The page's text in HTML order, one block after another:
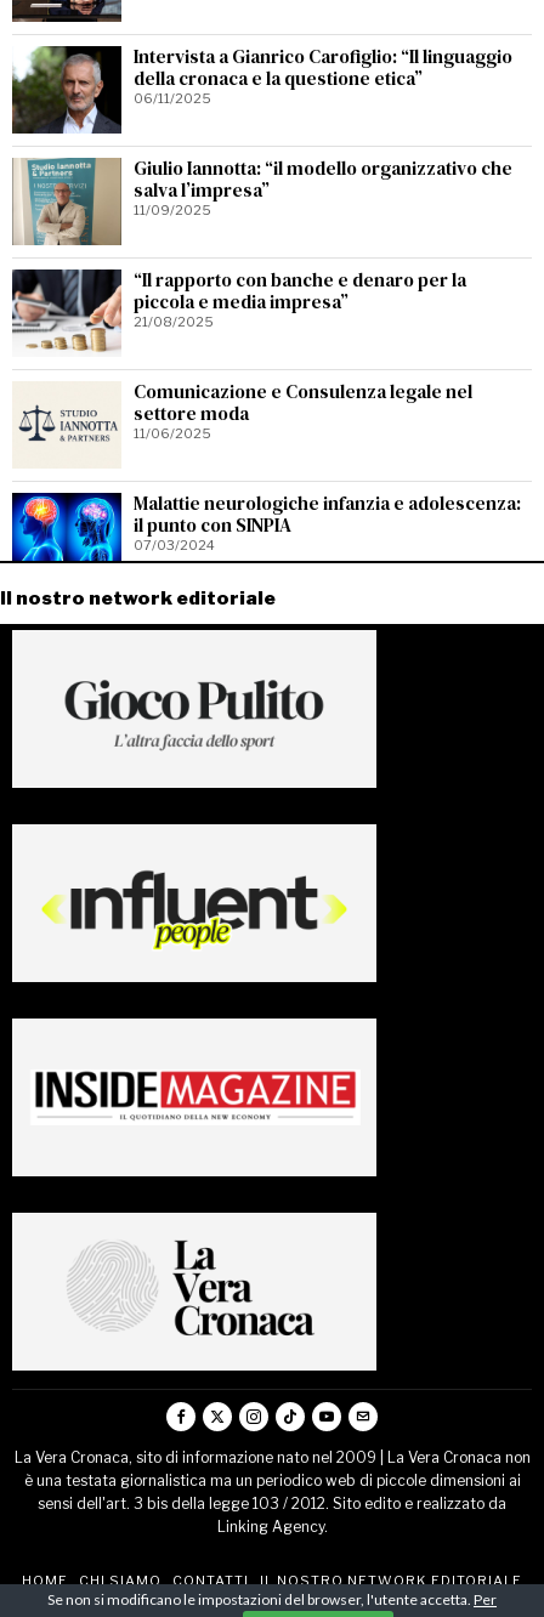
Intervista a Gianrico Carofiglio: “Il linguaggio
della cronaca e la questione etica”
06/11/2025
Giulio Iannotta: “il modello organizzativo che
salva l’impresa”
11/09/2025
“Il rapporto con banche e denaro per la
piccola e media impresa”
21/08/2025
Comunicazione e Consulenza legale nel
settore moda
11/06/2025
Malattie neurologiche infanzia e adolescenza:
il punto con SINPIA
07/03/2024
Il nostro network editoriale
La Vera Cronaca, sito di informazione nato nel 2009 | La Vera Cronaca non
è una testata giornalistica ma un periodico web di piccole dimensioni ai
sensi dell'art. 3 bis della legge 103 / 2012. Sito edito e realizzato da
Linking Agency.
HOME CHI SIAMO CONTATTI
IL NOSTRO NETWORK EDITORIALE
COMUNICATI STAMPA
Se non si modificano le impostazioni del browser, l'utente accetta. Per